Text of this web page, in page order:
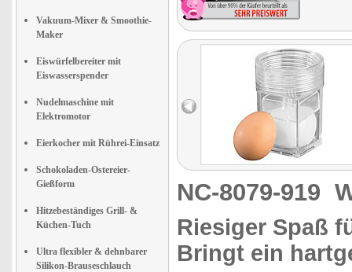
Vakuum-Mixer & Smoothie-
Maker
Eiswürfelbereiter mit
Eiswasserspender
Nudelmaschine mit
Elektromotor
Eierkocher mit Rührei-Einsatz
Schokoladen-Ostereier-
Gießform
Hitzebeständiges Grill- &
Küchen-Tuch
Ultra flexibler & dehnbarer
Silikon-Brauseschlauch
NC-8079-919
Riesiger Spaß
Bringt ein